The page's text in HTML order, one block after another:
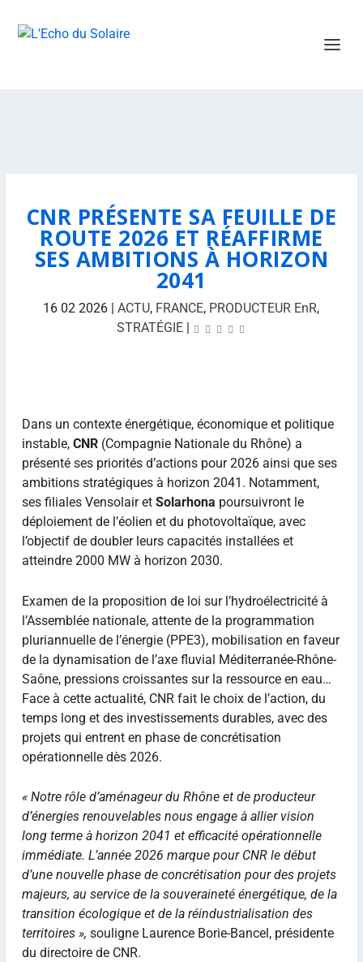
CNR PRÉSENTE SA FEUILLE DE
ROUTE 2026 ET RÉAFFIRME
SES AMBITIONS À HORIZON
2041
16 02 2026 |ACTU, FRANCE, PRODUCTEUR EnR,
STRATÉGIE|
Dans un contexte énergétique, économique et politique
instable, CNR(Compagnie Nationale du Rhône) a
présenté ses priorités d’actions pour 2026 ainsi que ses
ambitions stratégiques à horizon 2041. Notamment,
ses filiales Vensolair et Solarhona poursuivront le
déploiement de l’éolien et du photovoltaïque, avec
l’objectif de doubler leurs capacités installées et
atteindre 2000 MW à horizon 2030.
Examen de la proposition de loi sur l’hydroélectricité à
l’Assemblée nationale, attente de la programmation
pluriannuelle de l’énergie (PPE3), mobilisation en faveur
de la dynamisation de l’axe fluvial Méditerranée-Rhône-
Saône, pressions croissantes sur la ressource en eau…
Face à cette actualité, CNR fait le choix de l’action, du
temps long et des investissements durables, avec des
projets qui entrent en phase de concrétisation
opérationnelle dès 2026.
« Notre rôle d’aménageur du Rhône et de producteur
d’énergies renouvelables nous engage à allier vision
long terme à horizon 2041 et efficacité opérationnelle
immédiate. L’année 2026 marque pour CNR le début
d’une nouvelle phase de concrétisation pour des projets
majeurs, au service de la souveraineté énergétique, de la
transition écologique et de la réindustrialisation des
territoires », souligne Laurence Borie-Bancel, présidente
du directoire de CNR.